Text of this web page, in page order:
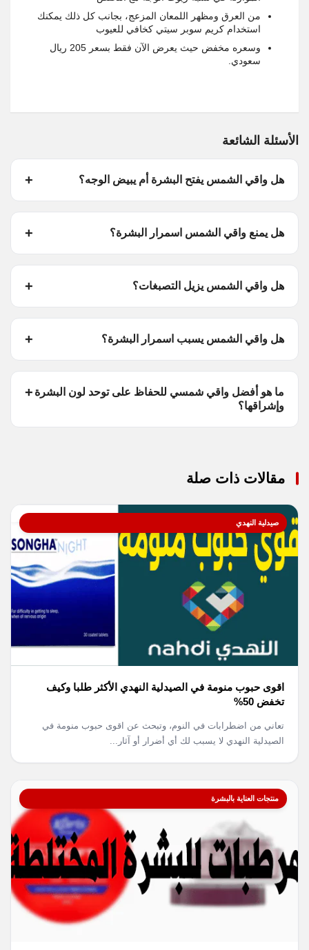
من العرق ومظهر اللمعان المزعج، بجانب كل ذلك يمكنك
استخدام كريم سوبر سيتي كخافي للعيوب
وسعره مخفض حيث يعرض الآن فقط بسعر 205 ريال
سعودي.
الأسئلة الشائعة
هل واقي الشمس يفتح البشرة أم يبيض الوجه؟
هل يمنع واقي الشمس اسمرار البشرة؟
هل واقي الشمس يزيل التصبغات؟
هل واقي الشمس يسبب اسمرار البشرة؟
ما هو أفضل واقي شمسي للحفاظ على توحد لون البشرة
وإشراقها؟
مقالات ذات صلة
صيدلية النهدي
اقوى حبوب منومة في الصيدلية النهدي الأكثر طلبا وكيف
تخفض 50%
تعاني من اضطرابات في النوم، وتبحث عن اقوى حبوب منومة في
الصيدلية النهدي لا يسبب لك أي أضرار أو آثار...
منتجات العناية بالبشرة